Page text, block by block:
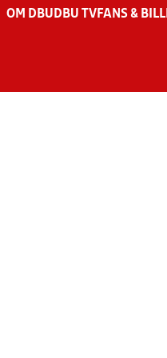
OM DBU DBU TV FANS &